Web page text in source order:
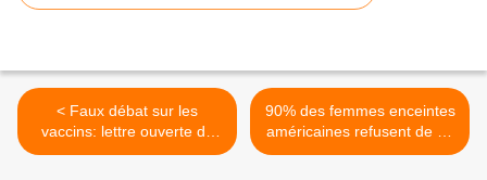
< Faux débat sur les
vaccins: lettre ouverte de
René Bickel à Marisol
90% des femmes enceintes
américaines refusent de se
faire vacciner contre la